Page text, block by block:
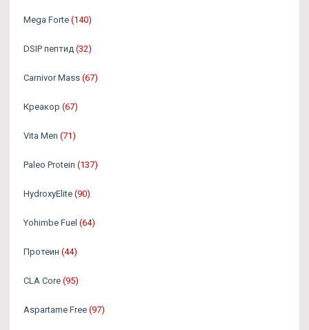
Mega Forte (140)
DSIP пептид (32)
Carnivor Mass (67)
Креакор (67)
Vita Men (71)
Paleo Protein (137)
HydroxyElite (90)
Yohimbe Fuel (64)
Протеин (44)
CLA Core (95)
Aspartame Free (97)